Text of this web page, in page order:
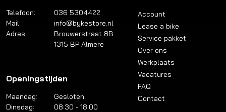
Telefoon:
036 5304422
Mail:
info@bykestore.nl
Adres:
Brouwerstraat 8B
1315 BP Almere
Openingstijden
Maandag:
Gesloten
Dinsdag:
08:30 - 18:00
Account
Lease a bike
Service pakket
Over ons
Werkplaats
Vacatures
FAQ
Contact